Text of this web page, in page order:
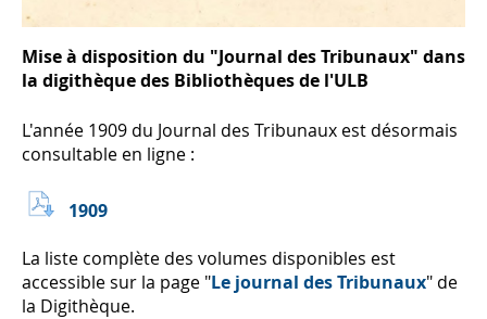
Mise à disposition du "Journal des Tribunaux" dans
la digithèque des Bibliothèques de l'ULB
L'année 1909 du Journal des Tribunaux est désormais
consultable en ligne :
1909
La liste complète des volumes disponibles est
accessible sur la page "Le journal des Tribunaux" de
la Digithèque.